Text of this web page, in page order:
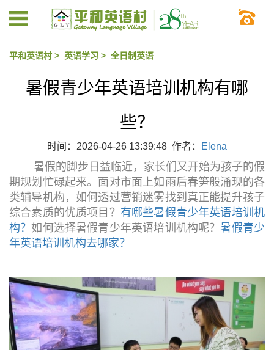
平和英语村 > 英语学习 > 全日制英语
暑假青少年英语培训机构有哪
些？
时间：2026-04-26 13:39:48 作者： Elena
暑假的脚步日益临近，家长们又开始为孩子的假
期规划忙碌起来。面对市面上如雨后春笋般涌现的各
类辅导机构，如何透过营销迷雾找到真正能提升孩子
综合素质的优质项目？ 有哪些暑假青少年英语培训机
构？ 如何选择暑假青少年英语培训机构呢？ 暑假青少
年英语培训机构去哪家？